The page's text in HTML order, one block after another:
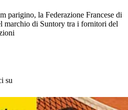
parigino, la Federazione Francese di
marchio di Suntory tra i fornitori del
su